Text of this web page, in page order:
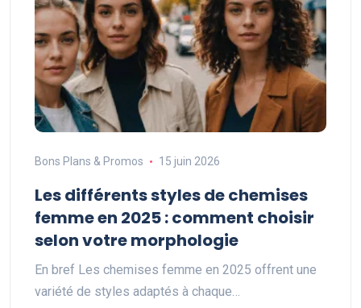
Bons Plans & Promos 15 juin 2026
Les différents styles de chemises
femme en 2025 : comment choisir
selon votre morphologie
En bref Les chemises femme en 2025 offrent une
variété de styles adaptés à chaque…